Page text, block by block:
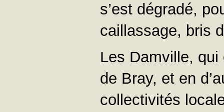
s’est dégradé,
caillassage, bris
Les Damville,
de Bray, et en
collectivités